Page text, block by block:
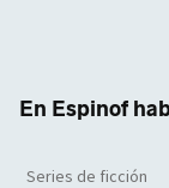
En Espinof
Series de ficción